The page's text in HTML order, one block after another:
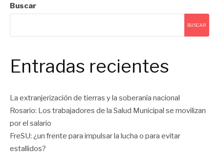
Buscar
BUSCAR
Entradas recientes
La extranjerización de tierras y la soberanía nacional
Rosario: Los trabajadores de la Salud Municipal se movilizan
por el salario
FreSU: ¿un frente para impulsar la lucha o para evitar
estallidos?